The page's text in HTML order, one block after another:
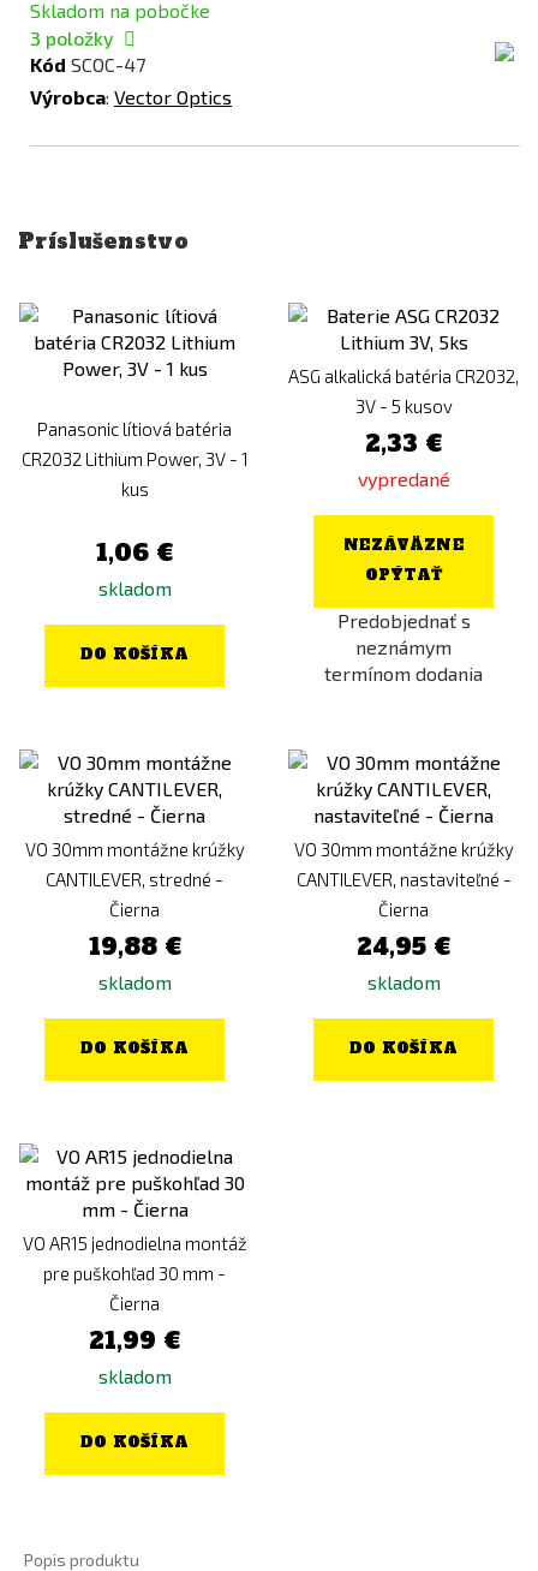
Skladom na pobočke
3 položky
Kód SCOC-47
Výrobca: Vector Optics
Príslušenstvo
Panasonic lítiová batéria
CR2032 Lithium Power, 3V - 1
kus
1,06 €
skladom
DO KOŠÍKA
ASG alkalická batéria CR2032,
3V - 5 kusov
2,33 €
vypredané
NEZÁVÄZNE
OPÝTAŤ
Predobjednať s
neznámym
termínom dodania
VO 30mm montážne krúžky
CANTILEVER, stredné -
Čierna
19,88 €
skladom
DO KOŠÍKA
VO 30mm montážne krúžky
CANTILEVER, nastaviteľné -
Čierna
24,95 €
skladom
DO KOŠÍKA
VO AR15 jednodielna montáž
pre puškohľad 30 mm -
Čierna
21,99 €
skladom
DO KOŠÍKA
Popis produktu